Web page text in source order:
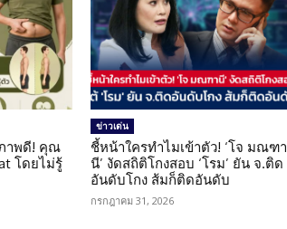
าพดี! คุณ
โดยไม่รู้
ข่าวเด่น
ชี้หน้าใครทำไมเข้าตัว! ‘โจ มณฑา
นี’ งัดสถิติโกงสอบ ‘โรม’ ยัน จ.ติด
อันดับโกง ส้มก็ติดอันดับ
กรกฎาคม 31, 2026